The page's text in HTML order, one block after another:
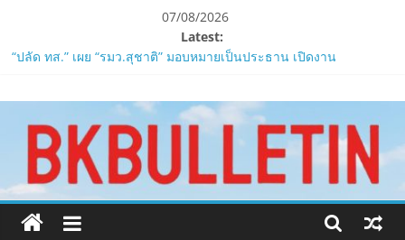
content
07/08/2026
Latest:
ZTE จับมือ AIS อัปเกรด Backbone Networkสำหรับภาครัฐและองค์กร
ธุรกิจ มุ่งเสริมรากฐานเศรษฐกิจดิจิทัลให้แกร่งยิ่งขึ้น
Biodiversity & Bioeconomy Forum 2026เดินหน้าขับเคลื่อน
นโยบาย Nature Positive สู่เศรษฐกิจชีวภาพที่ยั่งยืน
ห้ามพลาด! Smilegate เปิดตัว ‘เฮเลนา’ เซิร์ฟเวอร์ใหม่ของ
LORDNINE 29 ก.ค. นี้
LORDNINE ครบรอบ 1 ปี! Smilegate เปิด “Helena” เซิร์ฟฯ ใหม่
พร้อมอาวุธเคียวและศึกกิลด์-PvP เดือดครึ่งปีหลัง 2026
Smilegate ฉลองครบรอบ 1 ปี “Lordnine”เปิดตัวเซิร์ฟใหม่ ‘Helena’
เสนอ
ข่าว
ครบ
ทุก